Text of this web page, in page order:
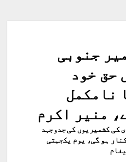
جنوبی
حق خود
نامکمل
منیر اکرم
کی کشمیریوں کی جدوجہد
ہو گی، یوم یکجہتی